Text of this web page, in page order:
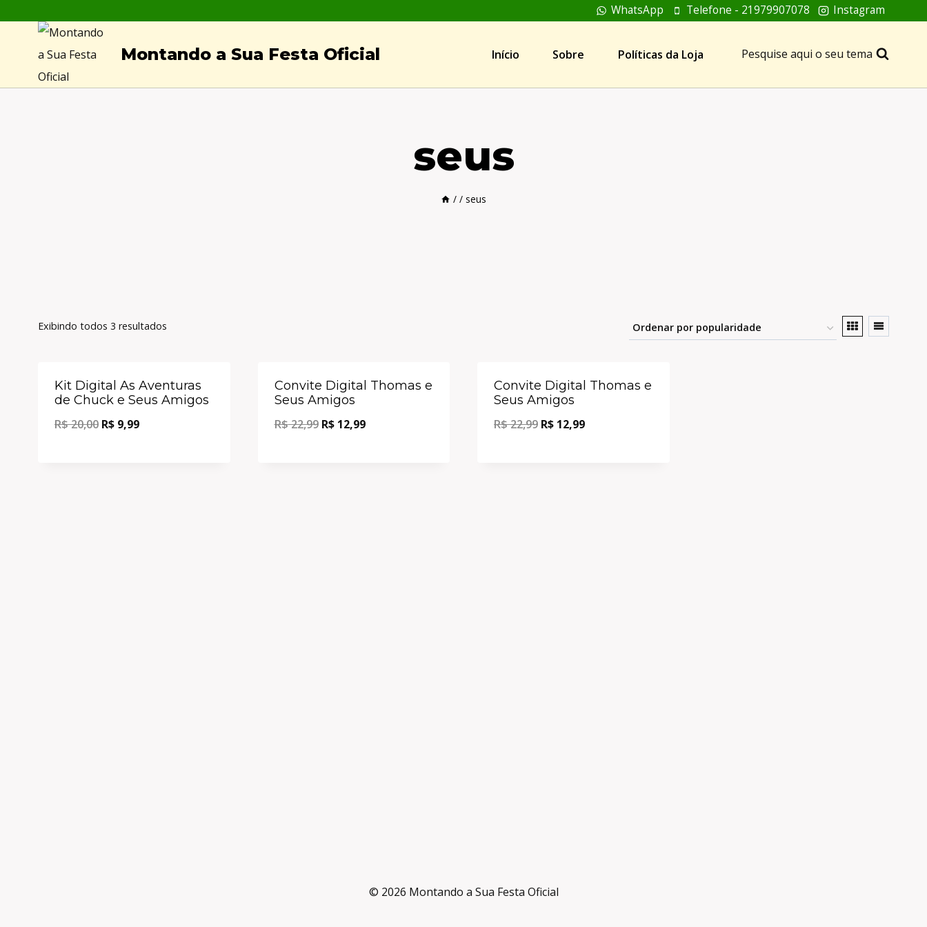
content
WhatsApp Telefone - 21979907078 Instagram
Montando a Sua Festa Oficial Início Sobre Políticas da Loja Pesquise aqui o seu tema
seus
/ / seus
Exibindo todos 3 resultados
Kit Digital As Aventuras
de Chuck e Seus Amigos
R$20,00 R$ 9,99
Convite Digital Thomas e
Seus Amigos
R$22,99 R$12,99
Convite Digital Thomas e
Seus Amigos
R$22,99 R$ 12,99
© 2026 Montando a Sua Festa Oficial